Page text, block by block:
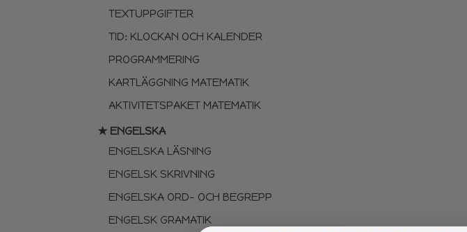
TEXTUPPGIFTER
TID: KLOCKAN OCH KALENDER
PROGRAMMERING
KARTLÄGGNING MATEMATIK
AKTIVITETSPAKET MATEMATIK
★ ENGELSKA
ENGELSKA LÄSNING
ENGELSK SKRIVNING
ENGELSKA ORD- OCH BEGREPP
ENGELSK GRAMATIK